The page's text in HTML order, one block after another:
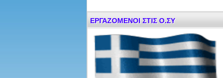
ΕΡΓΑΖΟΜΕΝΟΙ ΣΤΙΣ Ο.ΣΥ